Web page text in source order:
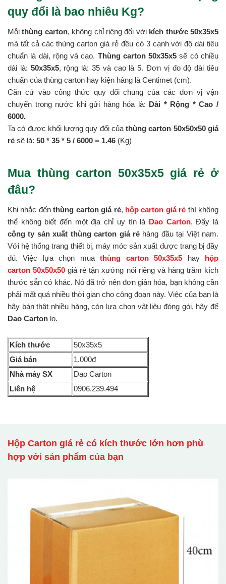
quy đổi là bao nhiêu Kg?
Mỗithùng carton, không chỉ riêng đối với kích thước 50x35x5
mà tất cả các thùng carton giá rẻ đều có 3 cạnh với độ dài tiêu
chuẩn là dài, rộng và cao. Thùng carton 50x35x5 sẽ có chiều
dài là: 50x35x5, rộng là: 35 và cao là 5. Đơn vị đo độ dài tiêu
chuẩn của thùng carton hay kiện hàng là Centimet (cm).
Căn cứ vào công thức quy đổi chung của các đơn vị vận
chuyển trong nước khi gửi hàng hóa là: Dài * Rộng * Cao /
6000.
Ta có được khối lượng quy đổi củathùng carton 50x50x50 giá
rẻ sẽ là: 50 * 35 * 5 / 6000 = 1.46 (Kg)
Mua thùng carton 50x35x5 giá rẻ ở
đâu?
Khi nhắc đếnthùng carton giá rẻ, hộp carton giá rẻ thì không
thể không biết đến một địa chỉ uy tín là Dao Carton. Đấy là
công ty sản xuất thùng carton giá rẻhàng đầu tại Việt nam.
Với hệ thống trang thiết bị, máy móc sản xuất được trang bị đầy
đủ. Việc lựa chọn muathùng carton 50x35x5 hay hộp
carton 50x50x50 giá rẻ tận xưởng nói riêng và hàng trăm kích
thước sẵn có khác. Nó đã trở nên đơn giản hóa, bạn không cần
phải mất quá nhiều thời gian cho công đoạn này. Việc của bạn là
hãy bán thật nhiều hàng, còn lựa chọn vật liệu đóng gói, hãy để
Dao Carton lo.
Kích thước
50x35x5
Giá bán
1.000đ
Nhà máy SX
Dao Carton
Liên hệ
0906.239.494
Hộp Carton giá rẻ có kích thước lớn hơn phù
hợp với sản phẩm của bạn